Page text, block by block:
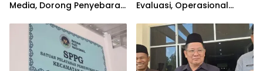
Media, Dorong Penyebaran
Layanan Polri 110
Evaluasi, Operasional
Dana Banper Belum Cair